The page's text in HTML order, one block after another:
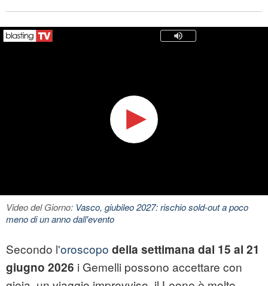
Video del Giorno: Vasco, giubileo 2027: rischio sold-out a poco
meno di un anno dall'evento
Secondo l'oroscopo della settimana dal 15 al 21
giugno 2026 i Gemelli possono accettare con